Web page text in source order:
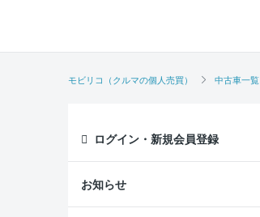
モビリコ（クルマの個人売買） 中古車一覧
ログイン・新規会員登録
お知らせ